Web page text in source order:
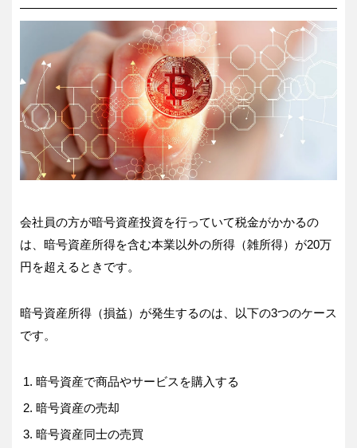
会社員の方が暗号資産投資を行っていて税金がかかるの
は、暗号資産所得を含む本業以外の所得（雑所得）が20万
円を超えるときです。
暗号資産所得（損益）が発生するのは、以下の3つのケース
です。
暗号資産で商品やサービスを購入する
暗号資産の売却
暗号資産同士の売買